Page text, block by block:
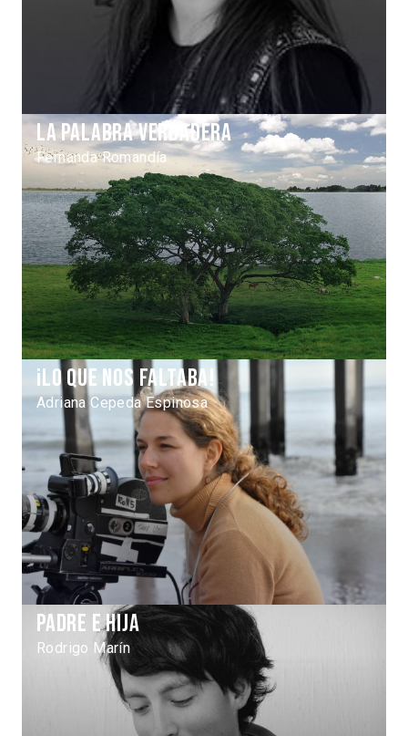
La palabra verdadera
Fernanda Romandía
¡Lo que nos faltaba!
Adriana Cepeda Espinosa
Padre e hija
Rodrigo Marín